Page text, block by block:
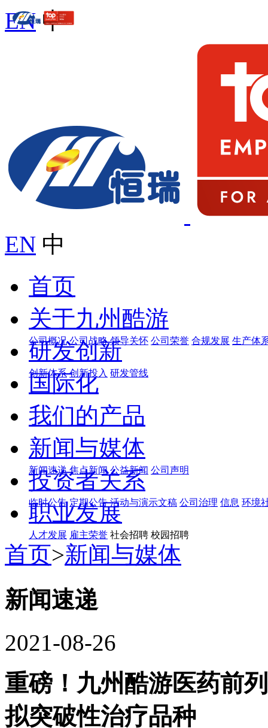
EN 中
EN 中
首页
关于九州酷游
公司概况 公司战略 领导关怀 公司荣誉 合规发展 生产体
研发创新
创新体系 创新投入 研发管线
国际化
我们的产品
新闻与媒体
新闻速递 焦点新闻 公益新闻 公司声明
投资者关系
临时公告 定期公告 活动与演示文稿 公司治理 信息 环境
职业发展
人才发展 雇主荣誉 社会招聘 校园招聘
首页>新闻与媒体
新闻速递
2021-08-26
重磅！九州酷游医药
拟突破性治疗品种